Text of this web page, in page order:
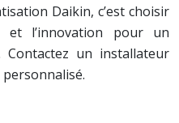
Daikin, c’est choisir
et l’innovation pour un
un installateur